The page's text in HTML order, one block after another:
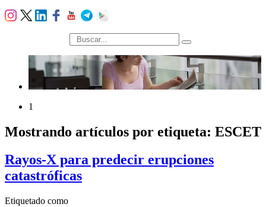
búsqueda
1
Mostrando artículos por etiqueta: ESCET
Rayos-X para predecir erupciones
catastróficas
Etiquetado como